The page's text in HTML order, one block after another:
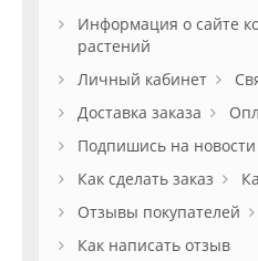
Информация о сайте
растений
Личный кабинет
Доставка заказа
Подпишись на
Как сделать заказ
Отзывы покупателей
Как написать отзыв